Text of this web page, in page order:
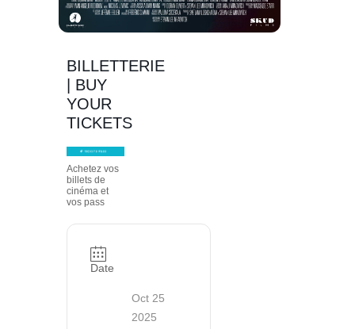
BILLETTERIE
| BUY
YOUR
TICKETS
Achetez vos
billets de
cinéma et
vos pass
Date
Oct 25
2025